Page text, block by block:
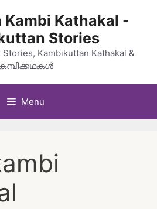
Kambi Kathakal -
Stories
Stories, Kambikuttan Kathakal &
Menu